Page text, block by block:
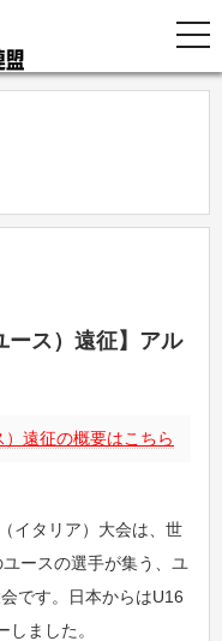
ース）遠征】アル
遠征の概要はこちら
イタリア）大会は、世
ースの選手が集う、ユ
です。日本からはU16
ました。